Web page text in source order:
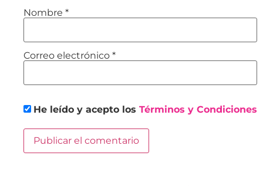
Nombre *
Correo electrónico *
He leído y acepto los Términos y Condiciones